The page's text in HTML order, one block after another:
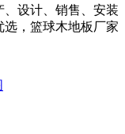
设计、销售、安装
，篮球木地板厂家